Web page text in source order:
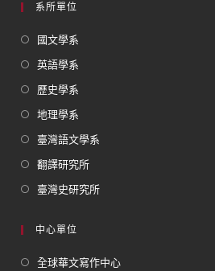
系所單位
國文學系
英語學系
歷史學系
地理學系
臺灣語文學系
翻譯研究所
臺灣史研究所
中心單位
全球華文寫作中心